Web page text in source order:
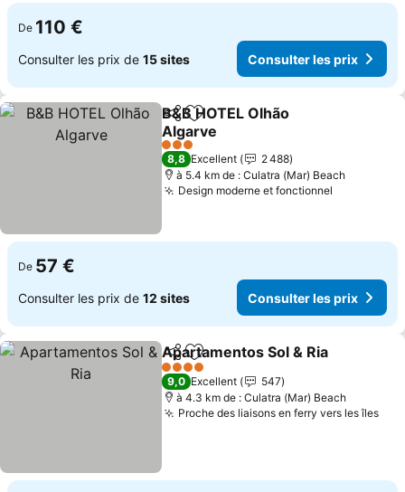
De 110 €
Consulter les prix de 15 sites Consulter les prix
PartagerAjouter à mes favoris
B&B HOTEL Olhão
Algarve
Consulter les prix
3 Étoiles
8,8 Excellent
2 488
à 5.4 km de : Culatra (Mar) Beach
Design moderne et fonctionnel
De 57 €
Consulter les prix de 12 sites Consulter les prix
PartagerAjouter à mes favoris
Apartamentos Sol & Ria
4 Étoiles
9,0 Excellent
547
à 4.3 km de : Culatra (Mar) Beach
Proche des liaisons en ferry vers les îles